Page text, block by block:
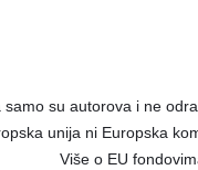
samo su autorova i ne
unija ni Europska
Više o EU